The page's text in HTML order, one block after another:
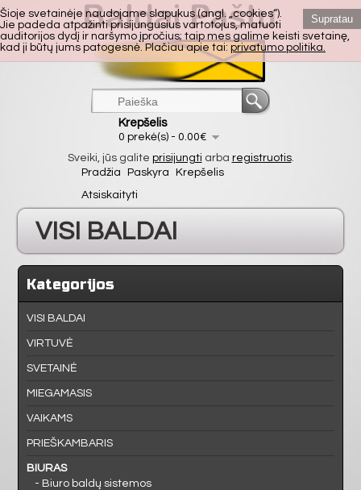
Krepšelis
0 prekė(s) - 0.00€
Sveiki, jūs galite prisijungti arba registruotis.
Pradžia
Paskyra
Krepšelis
Atsiskaityti
VISI BALDAI
VIRTUVĖ
SVETAINĖ
MIEGAMASIS
VAIKAMS
PRIEŠKAMBARIS
Kategorijos
VISI BALDAI
VIRTUVĖ
SVETAINĖ
MIEGAMASIS
VAIKAMS
PRIEŠKAMBARIS
BIURAS
- Biuro baldų sistemos
Supratau
Šioje svetainėje naudojame slapukus (angl. „cookies“).
Jie padeda atpažinti prisijungusius vartotojus, matuoti
auditorijos dydį ir naršymo įpročius; taip mes galime keisti svetainę,
kad ji būtų jums patogesnė. Plačiau apie tai: privatumo politika.